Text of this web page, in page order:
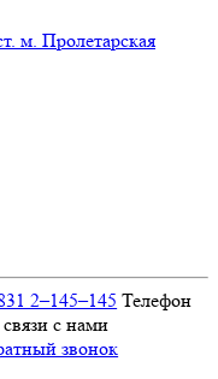
м. Пролетарская
2–145–145 Телефон
связи с нами
звонок